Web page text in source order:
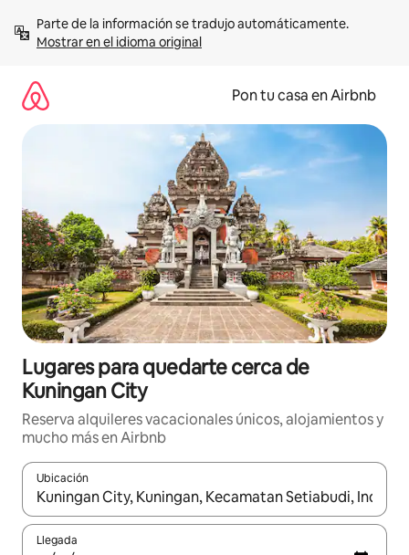
contenidoMostrar en el idioma original
Pon tu casa en Airbnb
Lugares para quedarte cerca de
Kuningan City
Reserva alquileres vacacionales únicos, alojamientos y
mucho más en Airbnb
Ubicación
Cuando los resultados estén disponibles, navega con las
Llegada